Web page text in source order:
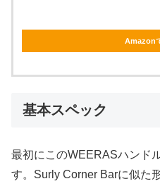
Amazon
基本スペック
最初にこのWEERASハンド
す。Surly Corner Barに似た